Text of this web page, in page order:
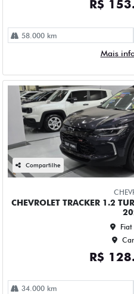
CHEVROLET TRACKER 1.2
R$
34.000 km
Mais